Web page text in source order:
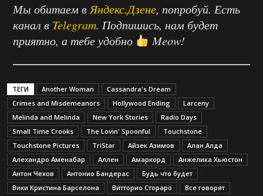
Мы обитаем в Яндекс.Дзене, попробуй. Есть
канал в Telegram. Подпишись, нам будет
приятно, а тебе удобно
Meow!
ТЕГИ Another Woman
Cassandra's Dream
Crimes and Misdemeanors
Hollywood Ending
Larceny
Melinda and Melinda
New York Stories
Radio Days
Small Time Crooks
The Lovin' Spoonful
Touchstone
Touchstone Pictures
TriStar Айзек Азимов
Алан Алда
Алехандро Аменабар
Аллен Амаркорд
Анжелика Хьюстон
Антон Чехов
Антонио Бандерас
Будь что будет
Вики Кристина Барселона
Витторио Стораро
Все говорят